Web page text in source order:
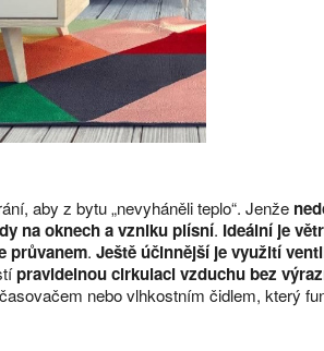
aby z bytu „nevyháněli teplo“. Jenže
na oknech a vzniku plísní. Ideální je
průvanem. Ještě účinnější je využití
pravidelnou cirkulaci vzduchu bez
nebo vlhkostním čidlem, který